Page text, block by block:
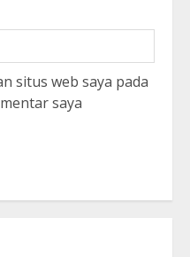
situs web saya pada
saya